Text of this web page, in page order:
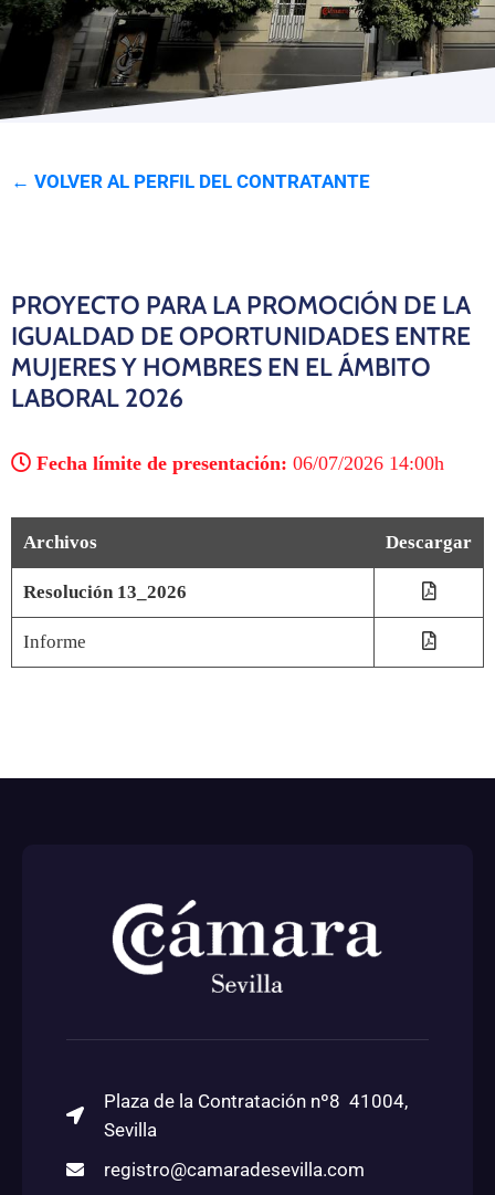
Programas
← VOLVER AL PERFIL DEL CONTRATANTE
PROYECTO PARA LA PROMOCIÓN DE LA
IGUALDAD DE OPORTUNIDADES ENTRE
MUJERES Y HOMBRES EN EL ÁMBITO
LABORAL 2026
Fecha límite de presentación: 06/07/2026 14:00h
Archivos Descargar
Resolución 13_2026
Informe
Plaza de la Contratación nº8 41004,
Sevilla
registro@camaradesevilla.com